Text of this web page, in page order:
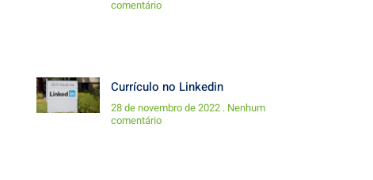
comentário
Currículo no Linkedin
28 de novembro de 2022 Nenhum
comentário